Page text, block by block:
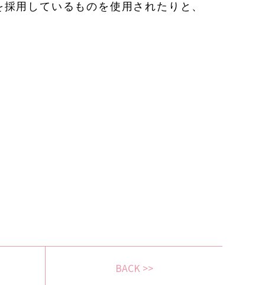
用しているものを使用されたりと、
BACK >>